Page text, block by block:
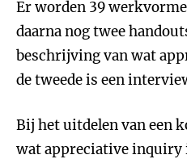
Er worden 39
daarna nog twee
beschrijving van wat
de tweede is een
Bij het uitdelen van een
wat appreciative inquiry